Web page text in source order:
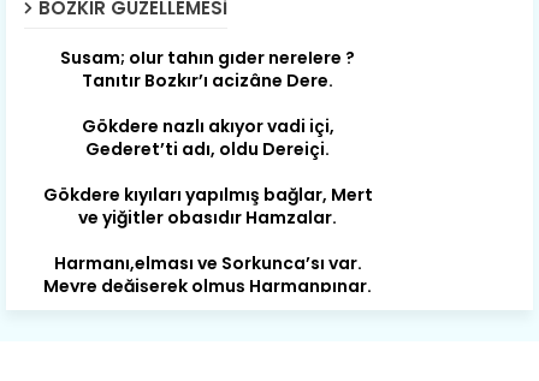
BOZKIR GÜZELLEMESI
Susam; olur tahin gider nerelere ?
Gökdere nazlı akıyor vadi içi,
Gökdere kıyıları yapılmış bağlar, Mert
Harmanı,elması ve Sorkunca’sı var.
Büyük yerdir, mahalleleri Aydınlık, Tarih
eserleri şahane Hisarlık.